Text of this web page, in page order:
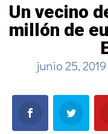
Un vecino
millón de
junio 25, 2019